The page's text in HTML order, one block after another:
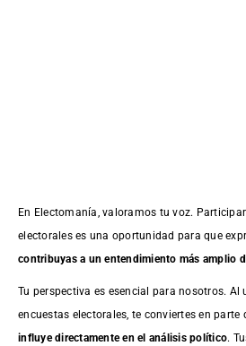
En Electomanía, valoramos tu voz.
electorales es una oportunidad para que
contribuyas a un entendimiento más amplio
Tu perspectiva es esencial para nosotros. Al
encuestas electorales, te conviertes en parte
influye directamente en el análisis político.